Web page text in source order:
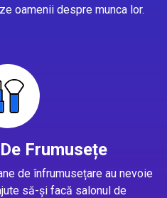
oamenii despre munca lor.
Frumusețe
de înfrumusețare au nevoie
să-și facă salonul de